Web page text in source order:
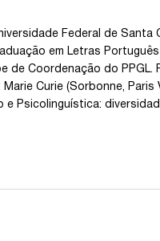
Federal de
em Letras
de Coordenação do
Curie (Sorbonne,
e Psicolinguística: